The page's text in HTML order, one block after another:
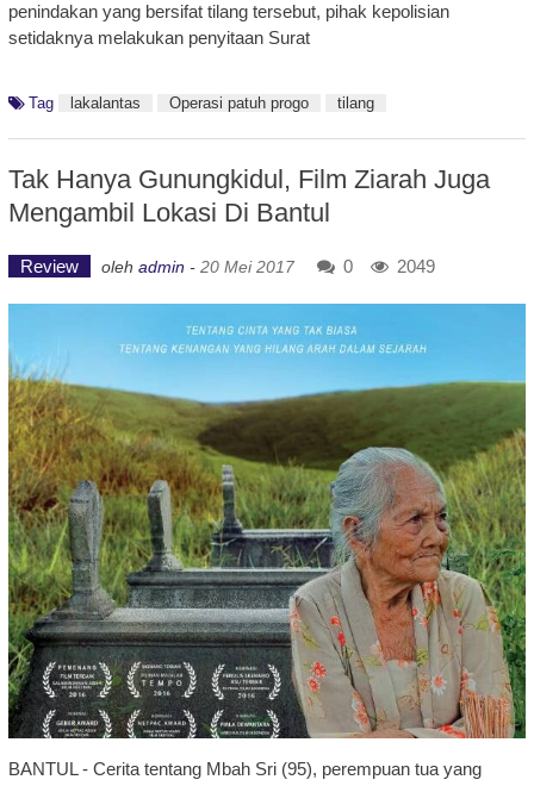
penindakan yang bersifat tilang tersebut, pihak kepolisian
setidaknya melakukan penyitaan Surat
Tag lakalantas Operasi patuh progo tilang
Tak Hanya Gunungkidul, Film Ziarah Juga
Mengambil Lokasi Di Bantul
Review oleh admin - 20 Mei 2017 0 2049
BANTUL - Cerita tentang Mbah Sri (95), perempuan tua yang